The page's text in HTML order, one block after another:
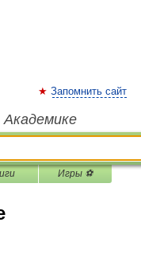
Запомнить сайт
Академике
Игры ⚽